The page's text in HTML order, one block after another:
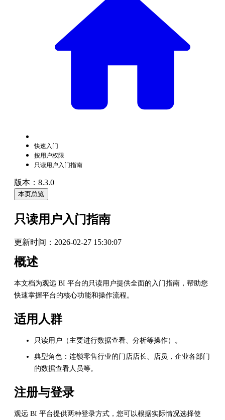
快速入门
按用户权限
只读用户入门指南
版本：8.3.0
本页总览
只读用户入门指南
更新时间： 2026-02-27 15:30:07
概述
本文档为观远 BI 平台的只读用户提供全面的入门指南，帮助您
快速掌握平台的核心功能和操作流程。
适用人群
只读用户（主要进行数据查看、分析等操作）。
典型角色：连锁零售行业的门店店长、店员，企业各部门
的数据查看人员等。
注册与登录
观远 BI 平台提供两种登录方式，您可以根据实际情况选择使